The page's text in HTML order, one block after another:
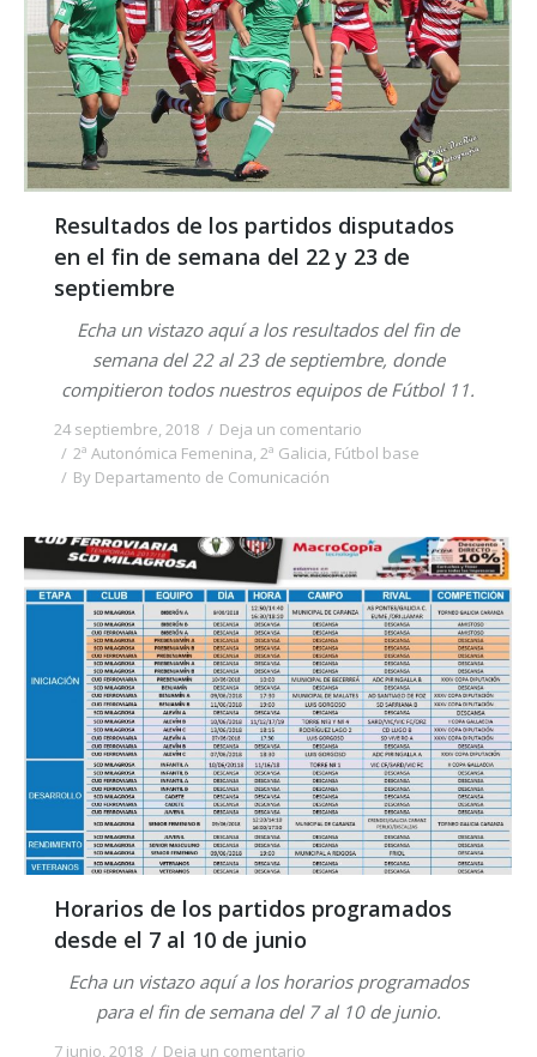
Resultados de los partidos disputados
en el fin de semana del 22 y 23 de
septiembre
Echa un vistazo aquí a los resultados del fin de
semana del 22 al 23 de septiembre, donde
compitieron todos nuestros equipos de Fútbol 11.
24 septiembre, 2018
Deja un comentario
2ª Autonómica Femenina, 2ª Galicia, Fútbol base
By Departamento de Comunicación
Horarios de los partidos programados
desde el 7 al 10 de junio
Echa un vistazo aquí a los horarios programados
para el fin de semana del 7 al 10 de junio.
7 junio, 2018
Deja un comentario